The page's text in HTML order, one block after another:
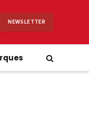
NEWSLETTER